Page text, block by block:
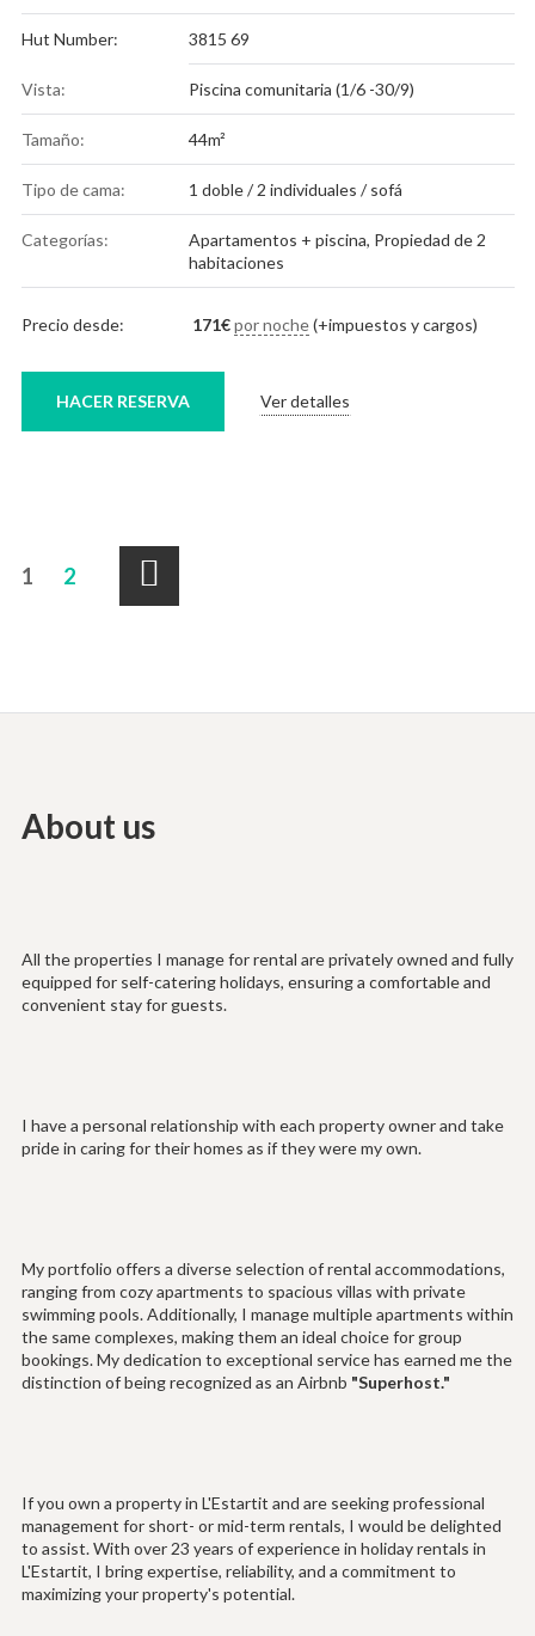
Hut Number: 3815 69
Vista: Piscina comunitaria (1/6 -30/9)
Tamaño: 44m²
Tipo de cama: 1 doble / 2 individuales / sofá
Categorías: Apartamentos + piscina, Propiedad de 2
habitaciones
Precio desde: 171€ por noche(+impuestos y cargos)
Ver detalles
HACER RESERVA
Paginación
1 2
About us
All the properties I manage for rental are privately owned and fully
equipped for self-catering holidays, ensuring a comfortable and
convenient stay for guests.
I have a personal relationship with each property owner and take
pride in caring for their homes as if they were my own.
My portfolio offers a diverse selection of rental accommodations,
ranging from cozy apartments to spacious villas with private
swimming pools. Additionally, I manage multiple apartments within
the same complexes, making them an ideal choice for group
bookings. My dedication to exceptional service has earned me the
distinction of being recognized as an Airbnb "Superhost."
If you own a property in L'Estartit and are seeking professional
management for short- or mid-term rentals, I would be delighted
to assist. With over 23 years of experience in holiday rentals in
L'Estartit, I bring expertise, reliability, and a commitment to
maximizing your property's potential.